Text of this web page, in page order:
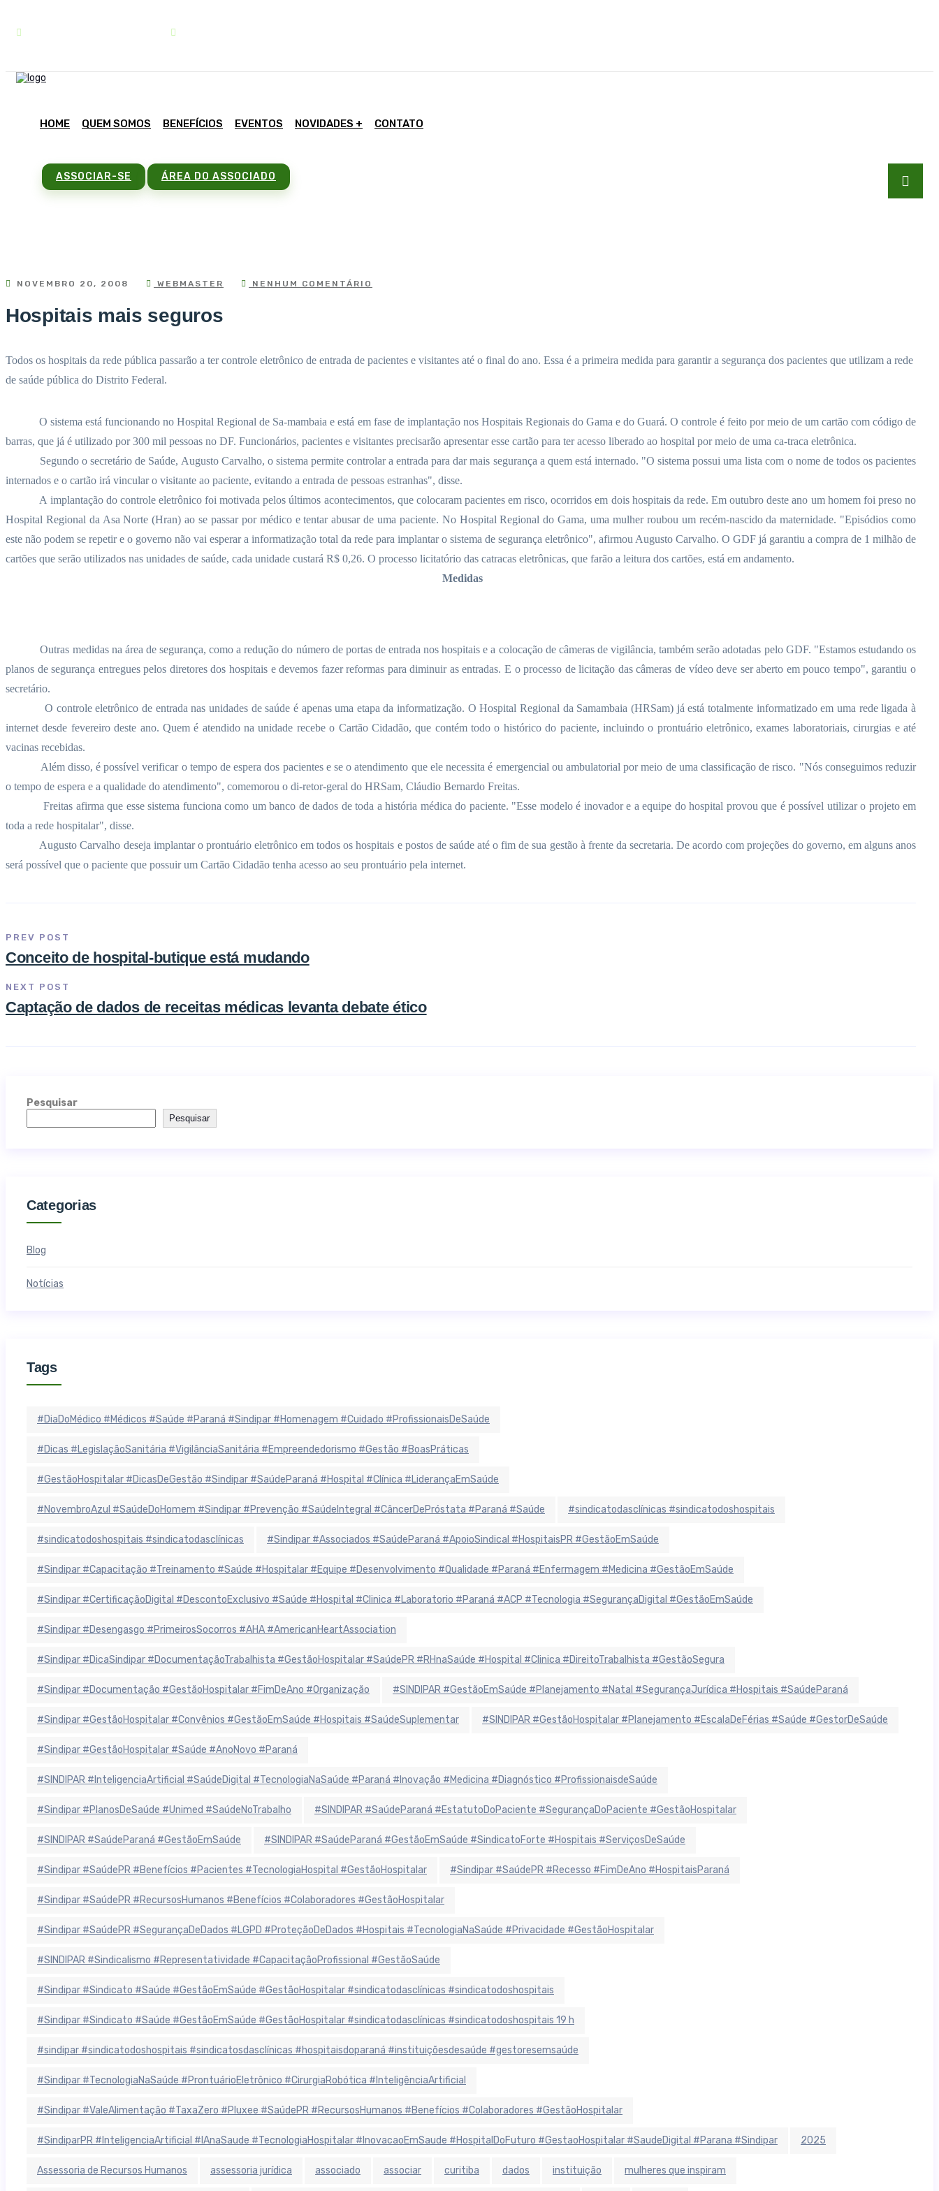
HOME QUEM SOMOS BENEFÍCIOS EVENTOS NOVIDADES CONTATO
ASSOCIAR-SE ÁREA DO ASSOCIADO
NOVEMBRO 20, 2008 WEBMASTER NENHUM COMENTÁRIO
Hospitais mais seguros
Todos os hospitais da rede pública passarão a ter controle eletrônico de entrada de pacientes e visitantes até o final do ano. Essa é a primeira medida para garantir a segurança dos pacientes que utilizam a rede
de saúde pública do Distrito Federal.
O sistema está funcionando no Hospital Regional de Sa-mambaia e está em fase de implantação nos Hospitais Regionais do Gama e do Guará. O controle é feito por meio de um cartão com código de
barras, que já é utilizado por 300 mil pessoas no DF. Funcionários, pacientes e visitantes precisarão apresentar esse cartão para ter acesso liberado ao hospital por meio de uma ca-traca eletrônica.
Segundo o secretário de Saúde, Augusto Carvalho, o sistema permite controlar a entrada para dar mais segurança a quem está internado. "O sistema possui uma lista com o nome de todos os pacientes
internados e o cartão irá vincular o visitante ao paciente, evitando a entrada de pessoas estranhas", disse.
A implantação do controle eletrônico foi motivada pelos últimos acontecimentos, que colocaram pacientes em risco, ocorridos em dois hospitais da rede. Em outubro deste ano um homem foi preso no
Hospital Regional da Asa Norte (Hran) ao se passar por médico e tentar abusar de uma paciente. No Hospital Regional do Gama, uma mulher roubou um recém-nascido da maternidade. "Episódios como
este não podem se repetir e o governo não vai esperar a informatização total da rede para implantar o sistema de segurança eletrônico", afirmou Augusto Carvalho. O GDF já garantiu a compra de 1 milhão de
cartões que serão utilizados nas unidades de saúde, cada unidade custará R$ 0,26. O processo licitatório das catracas eletrônicas, que farão a leitura dos cartões, está em andamento.
Medidas
Outras medidas na área de segurança, como a redução do número de portas de entrada nos hospitais e a colocação de câmeras de vigilância, também serão adotadas pelo GDF. "Estamos estudando os
planos de segurança entregues pelos diretores dos hospitais e devemos fazer reformas para diminuir as entradas. E o processo de licitação das câmeras de vídeo deve ser aberto em pouco tempo", garantiu o
secretário.
O controle eletrônico de entrada nas unidades de saúde é apenas uma etapa da informatização. O Hospital Regional da Samambaia (HRSam) já está totalmente informatizado em uma rede ligada à
internet desde fevereiro deste ano. Quem é atendido na unidade recebe o Cartão Cidadão, que contém todo o histórico do paciente, incluindo o prontuário eletrônico, exames laboratoriais, cirurgias e até
vacinas recebidas.
Além disso, é possível verificar o tempo de espera dos pacientes e se o atendimento que ele necessita é emergencial ou ambulatorial por meio de uma classificação de risco. "Nós conseguimos reduzir
o tempo de espera e a qualidade do atendimento", comemorou o di-retor-geral do HRSam, Cláudio Bernardo Freitas.
Freitas afirma que esse sistema funciona como um banco de dados de toda a história médica do paciente. "Esse modelo é inovador e a equipe do hospital provou que é possível utilizar o projeto em
toda a rede hospitalar", disse.
Augusto Carvalho deseja implantar o prontuário eletrônico em todos os hospitais e postos de saúde até o fim de sua gestão à frente da secretaria. De acordo com projeções do governo, em alguns anos
será possível que o paciente que possuir um Cartão Cidadão tenha acesso ao seu prontuário pela internet.
PREV POST
Conceito de hospital-butique está mudando
NEXT POST
Captação de dados de receitas médicas levanta debate ético
Pesquisar
Pesquisar
Categorias
Blog
Notícias
Tags
#DiaDoMédico #Médicos #Saúde #Paraná #Sindipar #Homenagem #Cuidado #ProfissionaisDeSaúde
#Dicas #LegislaçãoSanitária #VigilânciaSanitária #Empreendedorismo #Gestão #BoasPráticas
#GestãoHospitalar #DicasDeGestão #Sindipar #SaúdeParaná #Hospital #Clínica #LiderançaEmSaúde
#NovembroAzul #SaúdeDoHomem #Sindipar #Prevenção #SaúdeIntegral #CâncerDePróstata #Paraná #Saúde #sindicatodasclínicas #sindicatodoshospitais
#sindicatodoshospitais #sindicatodasclínicas #Sindipar #Associados #SaúdeParaná #ApoioSindical #HospitaisPR #GestãoEmSaúde
#Sindipar #Capacitação #Treinamento #Saúde #Hospitalar #Equipe #Desenvolvimento #Qualidade #Paraná #Enfermagem #Medicina #GestãoEmSaúde
#Sindipar #CertificaçãoDigital #DescontoExclusivo #Saúde #Hospital #Clinica #Laboratorio #Paraná #ACP #Tecnologia #SegurançaDigital #GestãoEmSaúde
#Sindipar #Desengasgo #PrimeirosSocorros #AHA #AmericanHeartAssociation
#Sindipar #DicaSindipar #DocumentaçãoTrabalhista #GestãoHospitalar #SaúdePR #RHnaSaúde #Hospital #Clinica #DireitoTrabalhista #GestãoSegura
#Sindipar #Documentação #GestãoHospitalar #FimDeAno #Organização #SINDIPAR #GestãoEmSaúde #Planejamento #Natal #SegurançaJurídica #Hospitais #SaúdeParaná
#Sindipar #GestãoHospitalar #Convênios #GestãoEmSaúde #Hospitais #SaúdeSuplementar #SINDIPAR #GestãoHospitalar #Planejamento #EscalaDeFérias #Saúde #GestorDeSaúde
#Sindipar #GestãoHospitalar #Saúde #AnoNovo #Paraná
#SINDIPAR #InteligenciaArtificial #SaúdeDigital #TecnologiaNaSaúde #Paraná #Inovação #Medicina #Diagnóstico #ProfissionaisdeSaúde
#Sindipar #PlanosDeSaúde #Unimed #SaúdeNoTrabalho #SINDIPAR #SaúdeParaná #EstatutoDoPaciente #SegurançaDoPaciente #GestãoHospitalar
#SINDIPAR #SaúdeParaná #GestãoEmSaúde #SINDIPAR #SaúdeParaná #GestãoEmSaúde #SindicatoForte #Hospitais #ServiçosDeSaúde
#Sindipar #SaúdePR #Benefícios #Pacientes #TecnologiaHospital #GestãoHospitalar #Sindipar #SaúdePR #Recesso #FimDeAno #HospitaisParaná
#Sindipar #SaúdePR #RecursosHumanos #Benefícios #Colaboradores #GestãoHospitalar
#Sindipar #SaúdePR #SegurançaDeDados #LGPD #ProteçãoDeDados #Hospitais #TecnologiaNaSaúde #Privacidade #GestãoHospitalar
#SINDIPAR #Sindicalismo #Representatividade #CapacitaçãoProfissional #GestãoSaúde
#Sindipar #Sindicato #Saúde #GestãoEmSaúde #GestãoHospitalar #sindicatodasclínicas #sindicatodoshospitais
#Sindipar #Sindicato #Saúde #GestãoEmSaúde #GestãoHospitalar #sindicatodasclínicas #sindicatodoshospitais 19 h
#sindipar #sindicatodoshospitais #sindicatosdasclínicas #hospitaisdoparaná #instituiçõesdesaúde #gestoresemsaúde
#Sindipar #TecnologiaNaSaúde #ProntuárioEletrônico #CirurgiaRobótica #InteligênciaArtificial
#Sindipar #ValeAlimentação #TaxaZero #Pluxee #SaúdePR #RecursosHumanos #Benefícios #Colaboradores #GestãoHospitalar
#SindiparPR #InteligenciaArtificial #IAnaSaude #TecnologiaHospitalar #InovacaoEmSaude #HospitalDoFuturo #GestaoHospitalar #SaudeDigital #Parana #Sindipar 2025
Assessoria de Recursos Humanos assessoria jurídica associado associar curitiba dados instituição mulheres que inspiram